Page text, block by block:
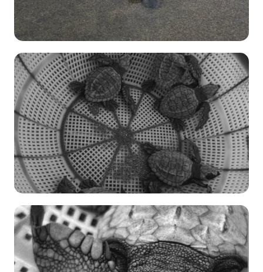
Amelia Gaona
Conservación → Monitoreo
540
12 deEnero
Amelia Gaona
Conservación → Monitoreo
601